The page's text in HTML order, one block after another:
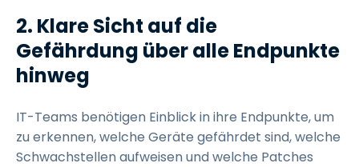
2. Klare Sicht auf die
Gefährdung über alle Endpunkte
hinweg
IT-Teams benötigen Einblick in ihre Endpunkte, um
zu erkennen, welche Geräte gefährdet sind, welche
Schwachstellen aufweisen und welche Patches